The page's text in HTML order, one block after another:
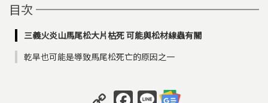
目次
三義火炎山馬尾松大片枯死 可能與松材線蟲有關
乾旱也可能是導致馬尾松死亡的原因之一
C F Li